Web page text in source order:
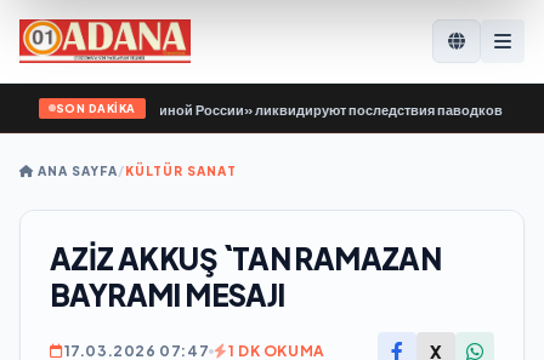
SON DAKİKA
Гвардии Единой России» ликвидируют последствия паводков на
ANA SAYFA/KÜLTÜR SANAT
AZİZ AKKUŞ `TAN RAMAZAN
BAYRAMI MESAJI
17.03.2026 07:47 1 DK OKUMA X